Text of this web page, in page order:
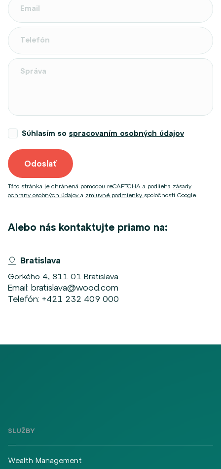
Odoslať
Súhlasím so spracovaním osobných údajov
Táto stránka je chránená pomocou reCAPTCHA a podlieha zásady
ochrany osobných údajov a zmluvné podmienky spoločnosti Google.
Alebo nás kontaktujte priamo na:
Bratislava
Gorkého 4, 811 01 Bratislava
Email: bratislava@wood.com
Telefón: +421 232 409 000
SLUŽBY
Wealth Management